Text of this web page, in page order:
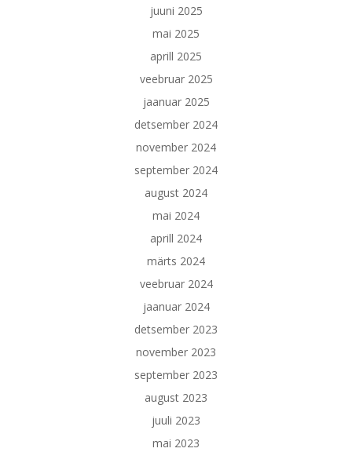
juuni 2025
mai 2025
aprill 2025
veebruar 2025
jaanuar 2025
detsember 2024
november 2024
september 2024
august 2024
mai 2024
aprill 2024
märts 2024
veebruar 2024
jaanuar 2024
detsember 2023
november 2023
september 2023
august 2023
juuli 2023
mai 2023